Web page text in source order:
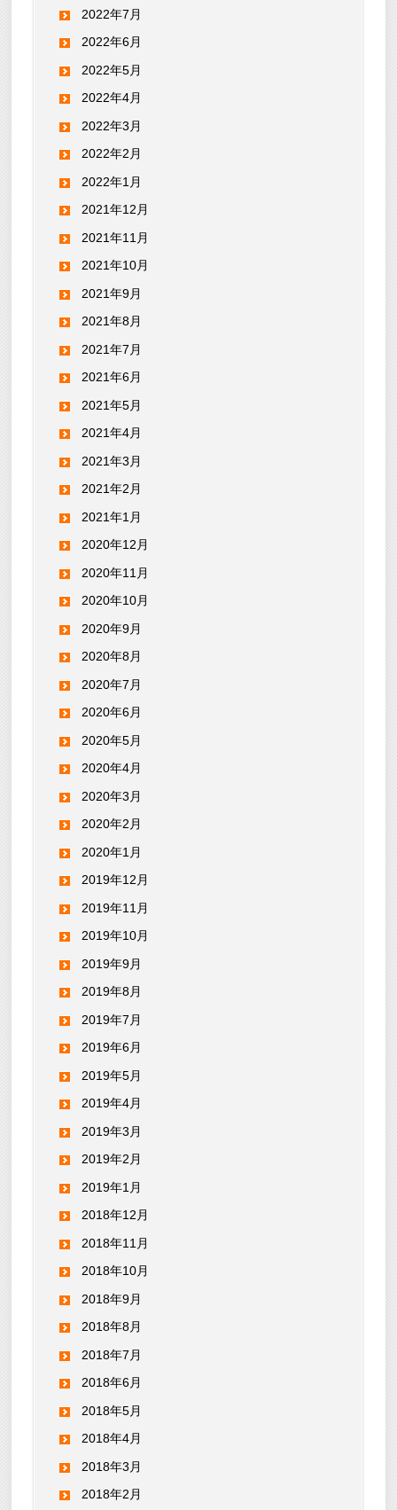
2022年7月
2022年6月
2022年5月
2022年4月
2022年3月
2022年2月
2022年1月
2021年12月
2021年11月
2021年10月
2021年9月
2021年8月
2021年7月
2021年6月
2021年5月
2021年4月
2021年3月
2021年2月
2021年1月
2020年12月
2020年11月
2020年10月
2020年9月
2020年8月
2020年7月
2020年6月
2020年5月
2020年4月
2020年3月
2020年2月
2020年1月
2019年12月
2019年11月
2019年10月
2019年9月
2019年8月
2019年7月
2019年6月
2019年5月
2019年4月
2019年3月
2019年2月
2019年1月
2018年12月
2018年11月
2018年10月
2018年9月
2018年8月
2018年7月
2018年6月
2018年5月
2018年4月
2018年3月
2018年2月